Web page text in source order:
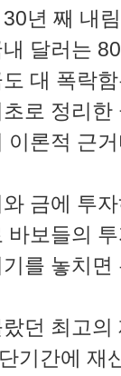
년 째 내
달러는
대 폭락
로 정리
이론적 근
금에 투
바보들의
를 놓치
던 최고
기간에 재